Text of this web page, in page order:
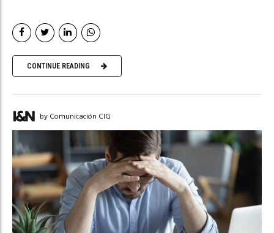
CONTINUE READING
by Comunicación CIG